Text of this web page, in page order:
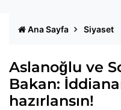
Ana Sayfa Siyaset
Aslanoğlu ve
Bakan:
hazırlansın!